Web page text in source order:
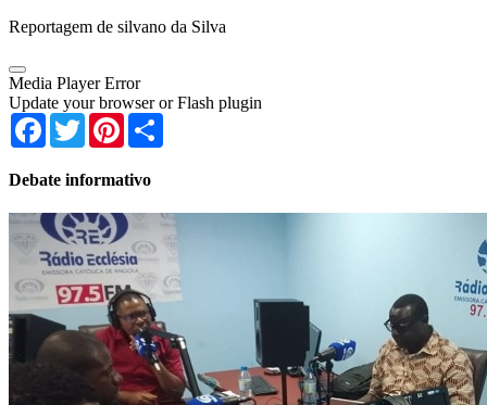
Reportagem de silvano da Silva
Media Player Error
Update your browser or Flash plugin
Facebook
TwitterPinterest
Debate informativo